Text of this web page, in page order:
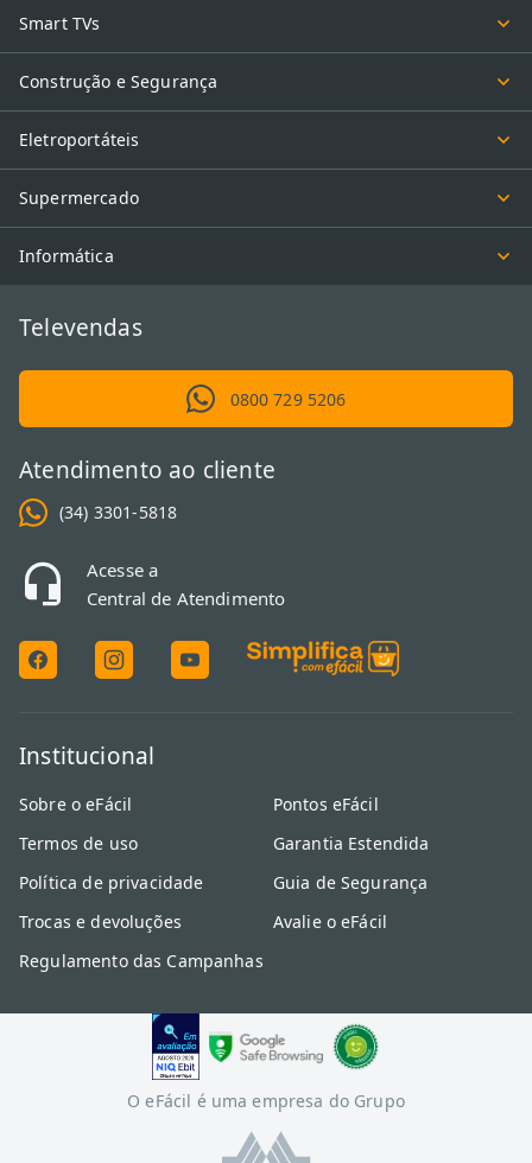
Smart TVs
Construção e Segurança
Eletroportáteis
Supermercado
Informática
Televendas
0800 729 5206
Atendimento ao cliente
(34) 3301-5818
Acesse a
Central de Atendimento
Institucional
Sobre o eFácil
Termos de uso
Política de privacidade
Trocas e devoluções
Regulamento das Campanhas
Pontos eFácil
Garantia Estendida
Guia de Segurança
Avalie o eFácil
O eFácil é uma empresa do Grupo